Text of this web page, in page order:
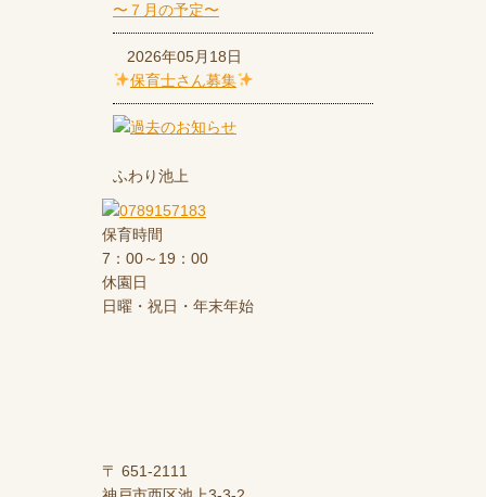
〜７月の予定〜
2026年05月18日
保育士さん募集
ふわり池上
保育時間
7：00～19：00
休園日
日曜・祝日・年末年始
〒 651-2111